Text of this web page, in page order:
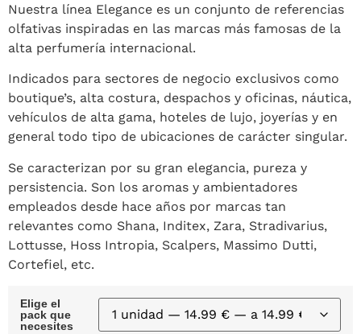
Nuestra línea Elegance es un conjunto de referencias
olfativas inspiradas en las marcas más famosas de la
alta perfumería internacional.
Indicados para sectores de negocio exclusivos como
boutique’s, alta costura, despachos y oficinas, náutica,
vehículos de alta gama, hoteles de lujo, joyerías y en
general todo tipo de ubicaciones de carácter singular.
Se caracterizan por su gran elegancia, pureza y
persistencia. Son los aromas y ambientadores
empleados desde hace años por marcas tan
relevantes como Shana, Inditex, Zara, Stradivarius,
Lottusse, Hoss Intropia, Scalpers, Massimo Dutti,
Cortefiel, etc.
Elige el
pack que
necesites